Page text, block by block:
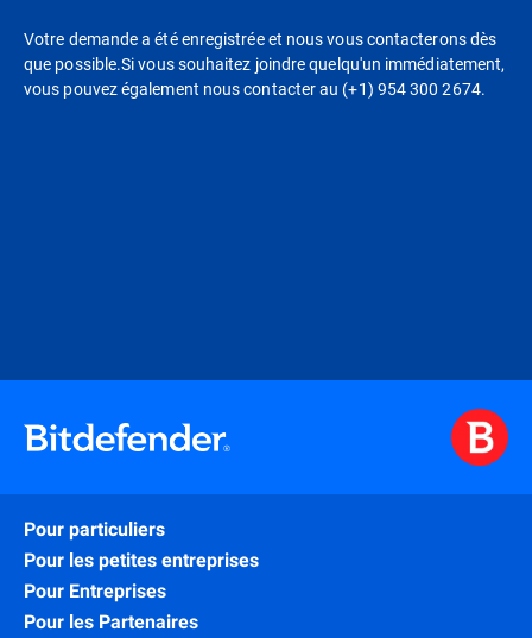
Votre demande a été enregistrée et nous vous contacterons dès
que possible.Si vous souhaitez joindre quelqu'un immédiatement,
vous pouvez également nous contacter au (+1) 954 300 2674.
Pour particuliers
Pour les petites entreprises
Pour Entreprises
Pour les Partenaires